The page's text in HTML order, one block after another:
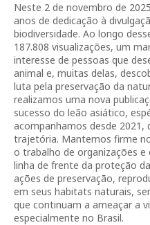
Neste 2 de novembro de
anos de dedicação à
biodiversidade. Ao longo
187.808 visualizações, um
interesse de pessoas que
animal e, muitas delas,
luta pela preservação da
realizamos uma nova
sucesso do leão asiático,
acompanhamos desde 2021,
trajetória. Mantemos firme
o trabalho de organizações
linha de frente da proteção
ações de preservação,
em seus habitats naturais,
que continuam a ameaçar a
especialmente no Brasil.